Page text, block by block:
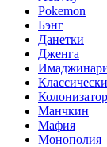
Pokemon
Бэнг
Данетки
Дженга
Манчкин
Мафия
Монополия